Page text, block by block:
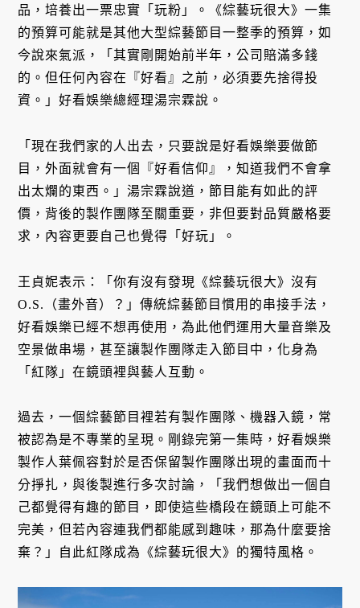
品，培養出一票忠實「玩粉」。《綜藝玩很大》一集
的預算可能就是其他大型綜藝節目一整季的預算，如
今說來氣派，「其實剛開始前半年，公司賠滿多錢
的。但任何內容在『好看』之前，必須要先捨得投
資。」好看娛樂總經理湯宗霖說。
「現在我們家的人出去，只要說是好看娛樂要做節
目，外面就會有一個『好看信仰』，知道我們不會拿
出太爛的東西。」湯宗霖說道，節目能有如此的評
價，背後的製作團隊至關重要，非但要對品質嚴格要
求，內容更要自己也覺得「好玩」。
王貞妮表示：「你有沒有發現《綜藝玩很大》沒有
O.S.（畫外音）？」傳統綜藝節目慣用的串接手法，
好看娛樂已經不想再使用，為此他們運用大量音樂及
空景做串場，甚至讓製作團隊走入節目中，化身為
「紅隊」在鏡頭裡與藝人互動。
過去，一個綜藝節目裡若有製作團隊、機器入鏡，常
被認為是不專業的呈現。剛錄完第一集時，好看娛樂
製作人葉佩容對於是否保留製作團隊出現的畫面而十
分掙扎，與後製進行多次討論，「我們想做出一個自
己都覺得有趣的節目，即使這些橋段在鏡頭上可能不
完美，但若內容連我們都能感到趣味，那為什麼要捨
棄？」自此紅隊成為《綜藝玩很大》的獨特風格。